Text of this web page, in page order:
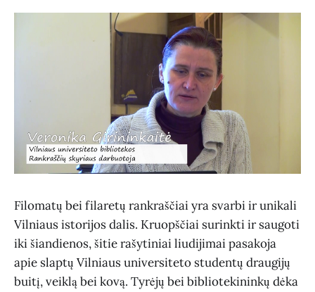
Filomatų bei filaretų rankraščiai yra svarbi ir unikali
Vilniaus istorijos dalis. Kruopščiai surinkti ir saugoti
iki šiandienos, šitie rašytiniai liudijimai pasakoja
apie slaptų Vilniaus universiteto studentų draugijų
buitį, veiklą bei kovą. Tyrėjų bei bibliotekininkų dėka